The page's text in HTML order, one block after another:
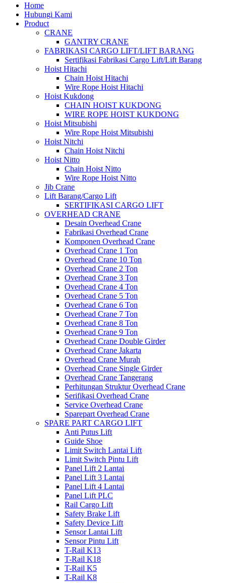
Home
Hubungi Kami
Product
CRANE
GANTRY CRANE
FABRIKASI CARGO LIFT/LIFT BARANG
Sertifikasi Fabrikasi Cargo Lift/Lift Barang
Hoist Hitachi
Chain Hoist Hitachi
Wire Rope Hoist Hitachi
Hoist Kukdong
CHAIN HOIST KUKDONG
WIRE ROPE HOIST KUKDONG
Hoist Mitsubishi
Wire Rope Hoist Mitsubishi
Hoist Nitchi
Chain Hoist Nitchi
Hoist Nitto
Chain Hoist Nitto
Wire Rope Hoist Nitto
Jib Crane
Lift Barang/Cargo Lift
SERTIFIKASI CARGO LIFT
OVERHEAD CRANE
Desain Overhead Crane
Fabrikasi Overhead Crane
Komponen Overhead Crane
Overhead Crane 1 Ton
Overhead Crane 10 Ton
Overhead Crane 2 Ton
Overhead Crane 3 Ton
Overhead Crane 4 Ton
Overhead Crane 5 Ton
Overhead Crane 6 Ton
Overhead Crane 7 Ton
Overhead Crane 8 Ton
Overhead Crane 9 Ton
Overhead Crane Double Girder
Overhead Crane Jakarta
Overhead Crane Murah
Overhead Crane Single Girder
Overhead Crane Tangerang
Perhitungan Struktur Overhead Crane
Serifikasi Overhead Crane
Service Overhead Crane
Sparepart Overhead Crane
SPARE PART CARGO LIFT
Anti Putus Lift
Guide Shoe
Limit Switch Lantai Lift
Limit Switch Pintu Lift
Panel Lift 2 Lantai
Panel Lift 3 Lantai
Panel Lift 4 Lantai
Panel Lift PLC
Rail Cargo Lift
Safety Brake Lift
Safety Device Lift
Sensor Lantai Lift
Sensor Pintu Lift
T-Rail K13
T-Rail K18
T-Rail K5
T-Rail K8